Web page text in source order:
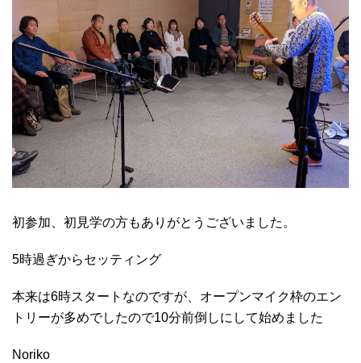
初参加、初見学の方もありがとうございました。
5時過ぎからセッティング
本来は6時スタートなのですが、オープンマイク枠のエン
トリーが多めでしたので10分前倒しにして始めました
Noriko